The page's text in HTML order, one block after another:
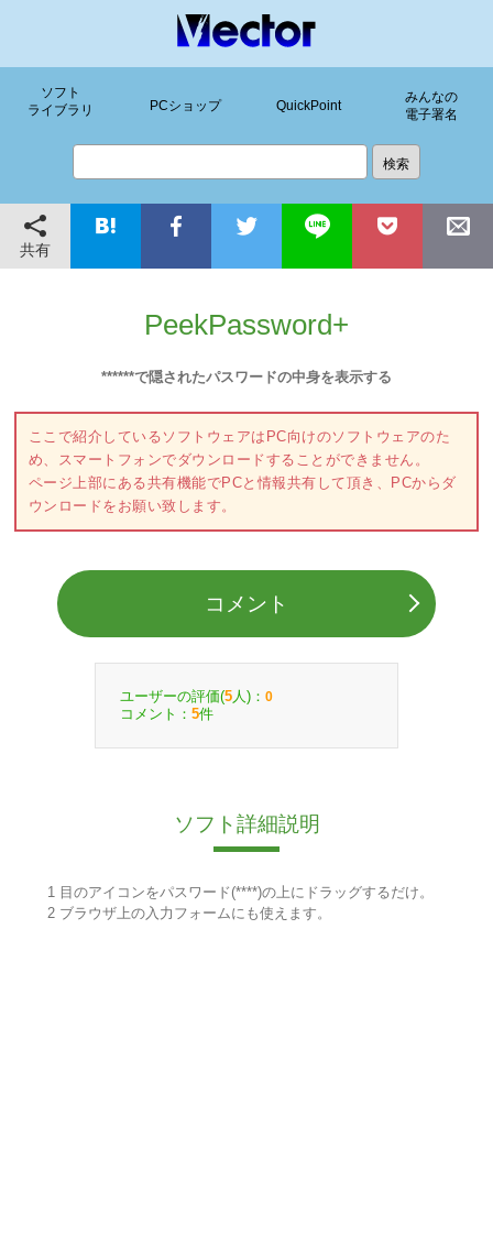
ソフト
ライブラリ
PCショップ QuickPoint
みんなの
電子署名
共有
PeekPassword+
******で隠されたパスワードの中身を表示する
ここで紹介しているソフトウェアはPC向けのソフトウェアのた
め、スマートフォンでダウンロードすることができません。
ページ上部にある共有機能でPCと情報共有して頂き、PCからダ
ウンロードをお願い致します。
コメント
ユーザーの評価(5 人)： 0
コメント： 5件
ソフト詳細説明
1 目のアイコンをパスワード(****)の上にドラッグするだけ。
2 ブラウザ上の入力フォームにも使えます。